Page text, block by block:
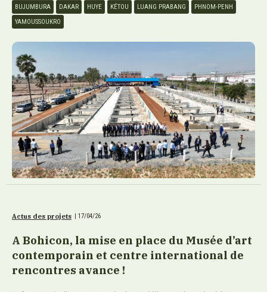
BUJUMBURA DAKAR HUYE KÉTOU LUANG PRABANG
PHNOM-PENH
YAMOUSSOUKRO
Actus des projets | 17/04/26
A Bohicon, la mise en place du Musée d’art
contemporain et centre international de
rencontres avance !